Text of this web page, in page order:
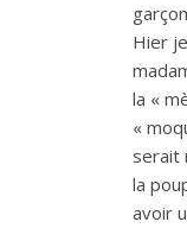
Hier
la «
«
serait
la
avoir